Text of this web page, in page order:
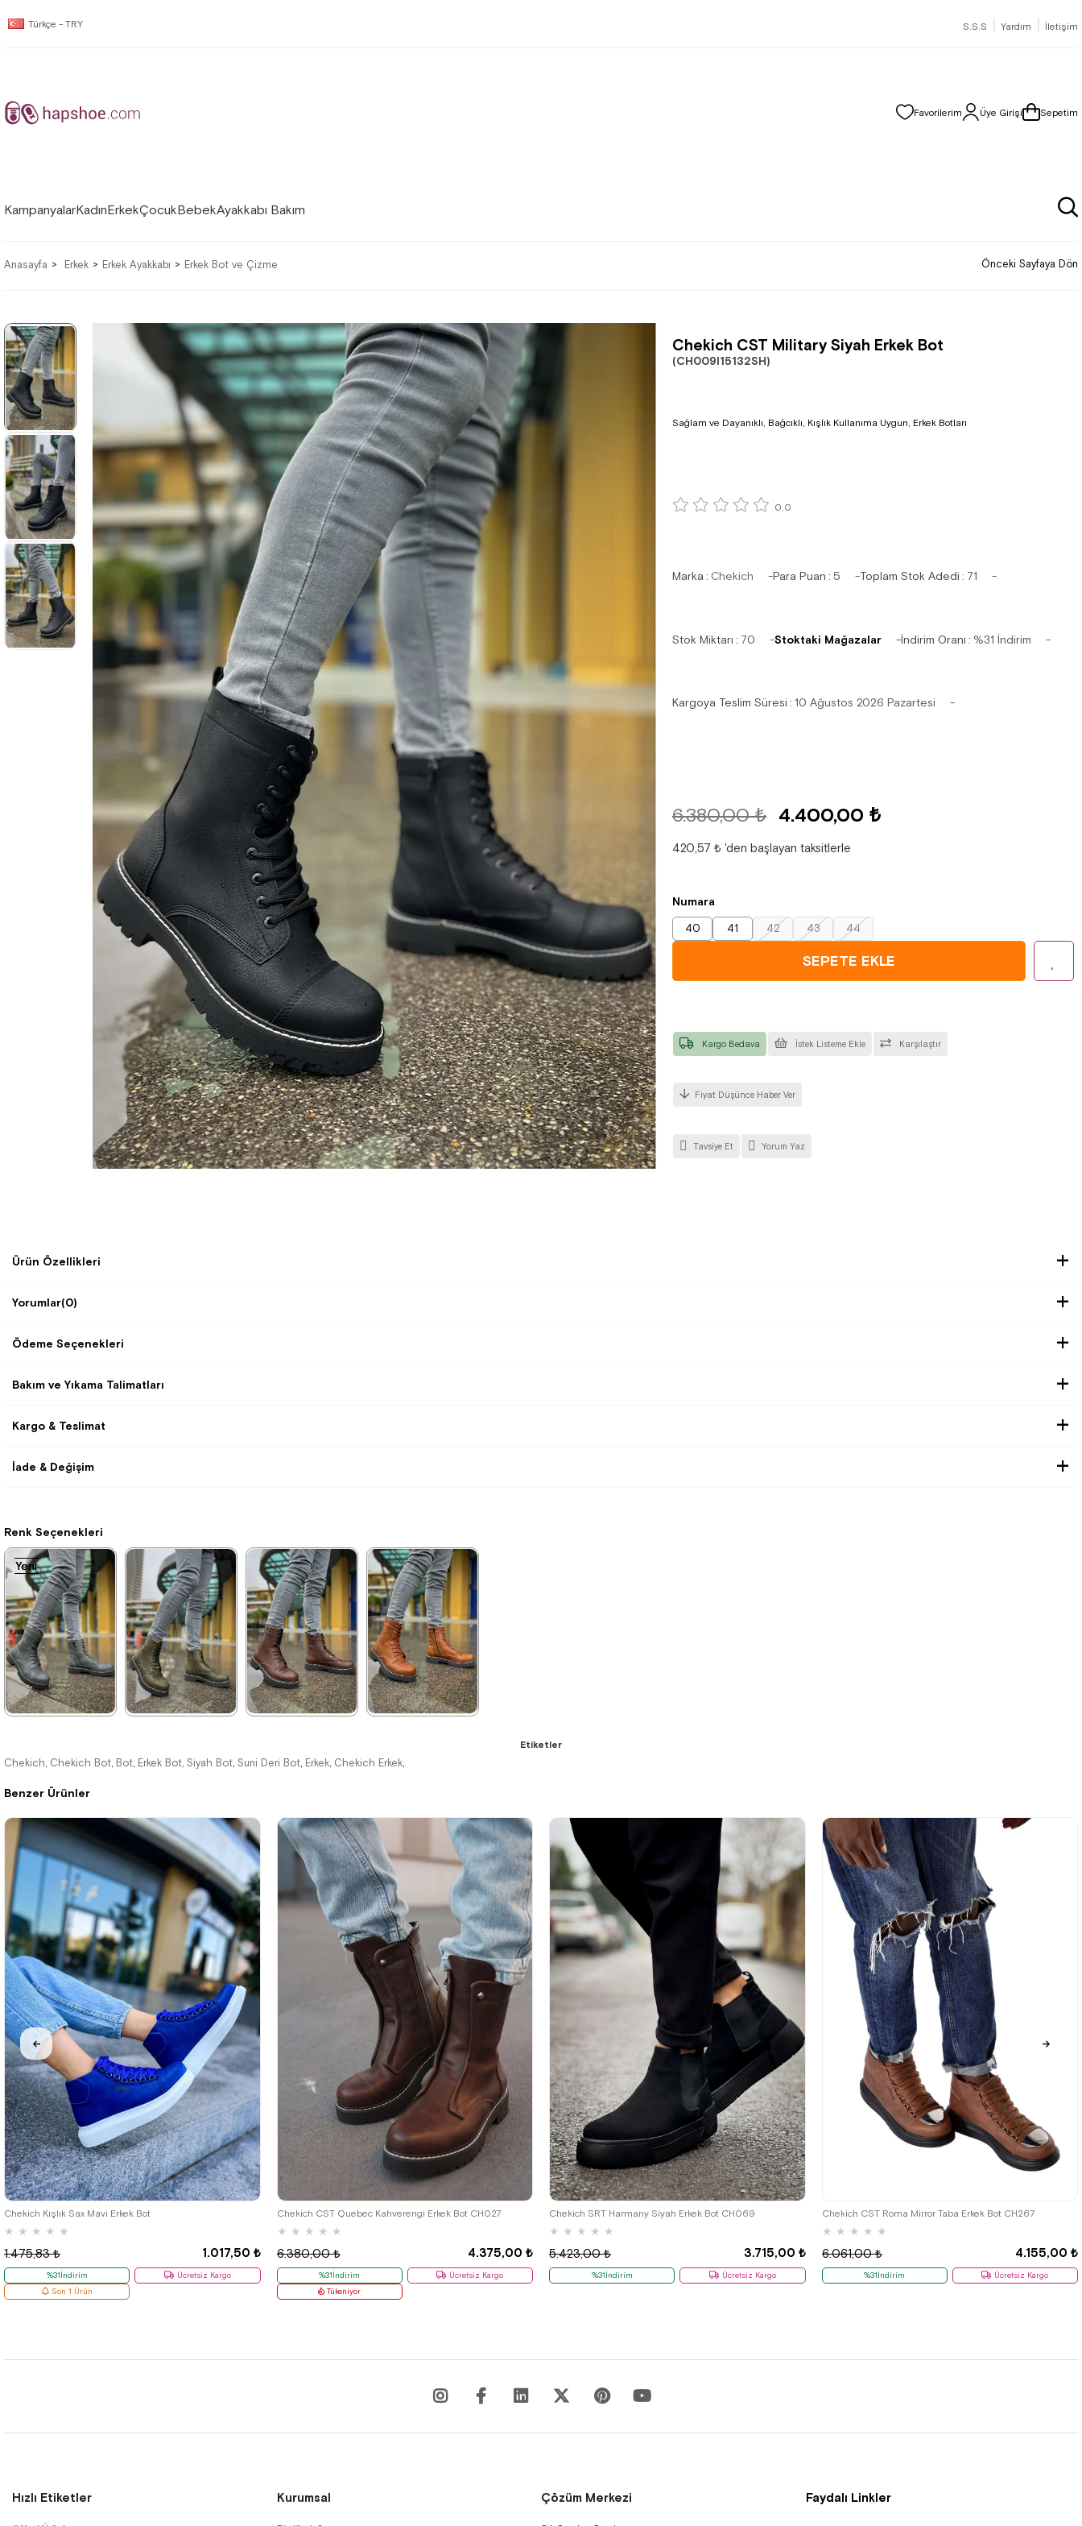
Türkçe - TRY S.S.S | Yardım | İletişim
Favorilerim Üye Girişi Sepetim
KampanyalarKadınErkekÇocukBebekAyakkabı Bakım
Anasayfa Erkek Erkek Ayakkabı Erkek Bot ve Çizme Önceki Sayfaya Dön
Chekich CST Military Siyah Erkek Bot
(CH009I15132SH)
Sağlam ve Dayanıklı, Bağcıklı, Kışlık Kullanıma Uygun, Erkek Botları
0.0
Marka: Chekich Para Puan : 5 Toplam Stok Adedi : 71
Stok Miktarı : 70 Stoktaki Mağazalar İndirim Oranı : %31 İndirim
Kargoya Teslim Süresi : 10 Ağustos 2026 Pazartesi
6.380,00 ₺ 4.400,00 ₺
420,57 ₺ 'den başlayan taksitlerle
Numara
40 41 42 43 44
İstek Listeme Ekle Karşılaştır
Fiyat Düşünce Haber Ver
Kargo Bedava
Tavsiye Et Yorum Yaz
Ürün Özellikleri
Yorumlar(0)
Ödeme Seçenekleri
Bakım ve Yıkama Talimatları
Kargo & Teslimat
İade & Değişim
Renk Seçenekleri
4.400,00 ₺
6.380,00 ₺
Ücretsiz
Kargo
Yeni
Ürün
4.400,00 ₺
%31İndirim
Ücretsiz
Kargo
Yeni
Ürün
4.400,00 ₺
%31İndirim
Ücretsiz
Kargo
Yeni
Ürün
%31İndirim
Ücretsiz
Kargo
Yeni
Ürün
Benzer Ürünler
Chekich Kışlık Sax Mavi Erkek Bot
★ ★ ★ ★ ★
1.017,50 ₺
1.475,83 ₺
%31İndirim
Ücretsiz Kargo
Son 1 Ürün
46
Chekich CST Quebec Kahverengi Erkek Bot CH027
★ ★ ★ ★ ★
4.375,00 ₺
6.380,00 ₺
%31İndirim
Ücretsiz Kargo
Tükeniyor
42 44
Chekich SRT Harmany Siyah Erkek Bot CH069
★ ★ ★ ★ ★
3.715,00 ₺
5.423,00 ₺
%31İndirim Ücretsiz Kargo
38 39 40 41 42 43 44
Chekich CST Roma Mirror Taba Erkek Bot CH267
★ ★ ★ ★ ★
4.155,00 ₺
6.061,00 ₺
%31İndirim Ücretsiz Kargo
44
Etiketler
Chekich, Chekich Bot, Bot, Erkek Bot, Siyah Bot, Suni Deri Bot, Erkek, Chekich Erkek,
Hızlı Etiketler Kurumsal Çözüm Merkezi Faydalı Linkler